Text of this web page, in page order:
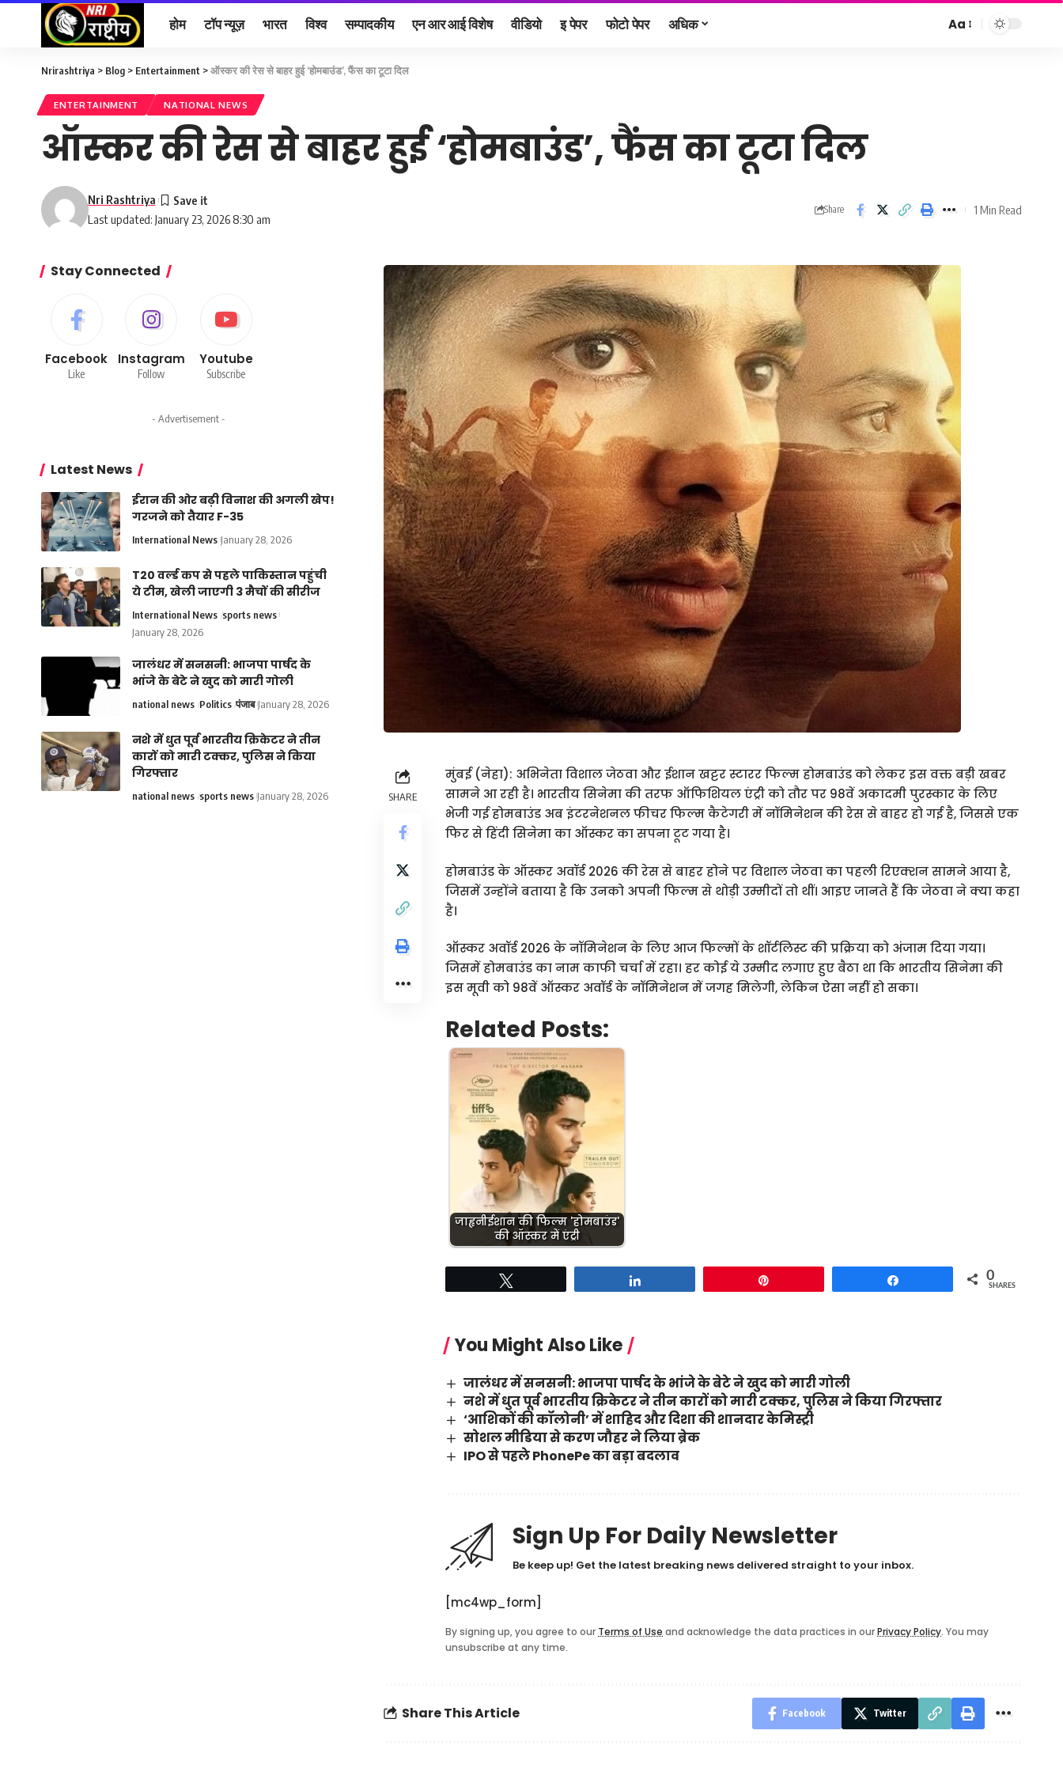
होम टॉप न्यूज़ भारत विश्व सम्पादकीय एन आर आई विशेष वीडियो इ पेपर फोटो पेपर अधिक
Font
Aa
Nrirashtriya > Blog > Entertainment >ऑस्कर की रेस से बाहर हुई ‘होमबाउंड’, फैंस का टूटा दिल
ENTERTAINMENT NATIONAL NEWS
ऑस्कर की रेस से बाहर हुई ‘होमबाउंड’, फैंस का टूटा दिल
Last updated: January 23, 2026 8:30 am
Nri Rashtriya
Share 1 Min Read
SHARE
मुंबई (नेहा): अभिनेता विशाल जेठवा और ईशान खट्टर स्टारर फिल्म होमबाउंड को लेकर इस वक्त बड़ी खबर
सामने आ रही है। भारतीय सिनेमा की तरफ ऑफिशियल एंट्री को तौर पर 98वें अकादमी पुरस्कार के लिए
भेजी गई होमबाउंड अब इंटरनेशनल फीचर फिल्म कैटेगरी में नॉमिनेशन की रेस से बाहर हो गई है, जिससे एक
फिर से हिंदी सिनेमा का ऑस्कर का सपना टूट गया है।
होमबाउंड के ऑस्कर अवॉर्ड 2026 की रेस से बाहर होने पर विशाल जेठवा का पहली रिएक्शन सामने आया है,
जिसमें उन्होंने बताया है कि उनको अपनी फिल्म से थोड़ी उम्मीदों तो थीं। आइए जानते हैं कि जेठवा ने क्या कहा
है।
ऑस्कर अवॉर्ड 2026 के नॉमिनेशन के लिए आज फिल्मों के शॉर्टलिस्ट की प्रक्रिया को अंजाम दिया गया।
जिसमें होमबाउंड का नाम काफी चर्चा में रहा। हर कोई ये उम्मीद लगाए हुए बैठा था कि भारतीय सिनेमा की
इस मूवी को 98वें ऑस्कर अवॉर्ड के नॉमिनेशन में जगह मिलेगी, लेकिन ऐसा नहीं हो सका।
Related Posts:
जाह्वनीईशान की फिल्म 'होमबाउंड'
की ऑस्कर में एंट्री
0
SHARES
You Might Also Like
जालंधर में सनसनी: भाजपा पार्षद के भांजे के बेटे ने खुद को मारी गोली
नशे में धुत पूर्व भारतीय क्रिकेटर ने तीन कारों को मारी टक्कर, पुलिस ने किया गिरफ्तार
‘आशिकों की कॉलोनी’ में शाहिद और दिशा की शानदार केमिस्ट्री
सोशल मीडिया से करण जौहर ने लिया ब्रेक
IPO से पहले PhonePe का बड़ा बदलाव
Sign Up For Daily Newsletter
Be keep up! Get the latest breaking news delivered straight to your inbox.
[mc4wp_form]
By signing up, you agree to our Terms of Use and acknowledge the data practices in ourPrivacy Policy. You may
unsubscribe at any time.
Share This Article Facebook Twitter
Stay Connected
Facebook
Like
Instagram
Follow
Youtube
Subscribe
- Advertisement -
Latest News
ईरान की ओर बढ़ी विनाश की अगली खेप!
गरजने को तैयार F-35
International News January 28, 2026
T20 वर्ल्ड कप से पहले पाकिस्तान पहुंची
ये टीम, खेली जाएगी 3 मैचों की सीरीज
International News sports news
January 28, 2026
जालंधर में सनसनी: भाजपा पार्षद के
भांजे के बेटे ने खुद को मारी गोली
national news Politics पंजाब January 28, 2026
नशे में धुत पूर्व भारतीय क्रिकेटर ने तीन
कारों को मारी टक्कर, पुलिस ने किया
गिरफ्तार
national news sports news January 28, 2026